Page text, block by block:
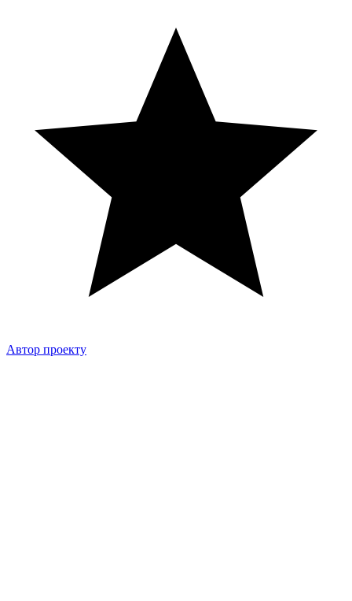
Автор проекту